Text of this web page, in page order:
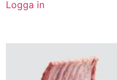
Logga in